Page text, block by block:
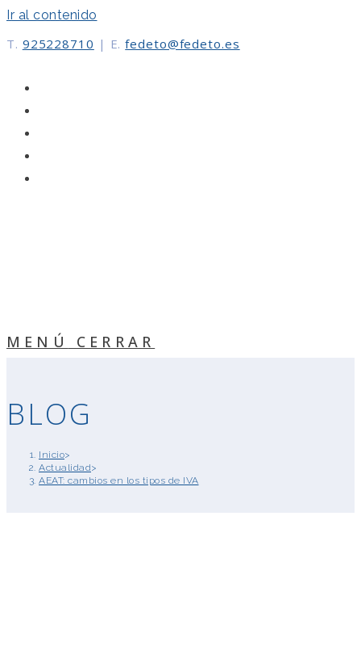
Ir al contenido
T. 925228710 | E. fedeto@fedeto.es
MENÚ CERRAR
BLOG
Inicio>
Actualidad>
AEAT: cambios en los tipos de IVA